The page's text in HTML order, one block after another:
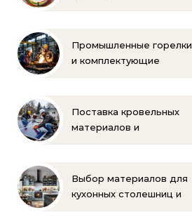
Промышленные горелки
и комплектующие
Поставка кровельных
материалов и
Выбор материалов для
кухонных столешниц и